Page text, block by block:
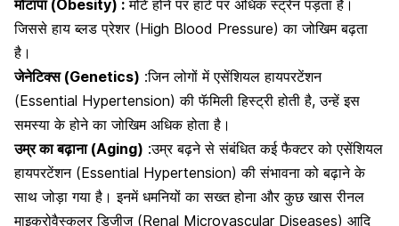
मोटापा (Obesity) : मोटे होने परहार्ट पर अधिक स्ट्रेन पड़ता है ।
जिससे हाय ब्लड प्रेशर (High Blood Pressure) का जोखिम बढ़ता
है।
जेनेटिक्स (Genetics) :जिन लोगों में एसेंशियल हायपरटेंशन
(Essential Hypertension) की फॅमिली हिस्ट्री होती है, उन्हें इस
समस्या के होने का जोखिम अधिक होता है।
उम्र का बढ़ाना (Aging) :उम्र बढ़ने से संबंधित कई फैक्टर को एसेंशियल
हायपरटेंशन (Essential Hypertension) की संभावना को बढ़ाने के
साथ जोड़ा गया है। इनमें धमनियों का सख्त होना और कुछ खासरीनल
माइक्रोवैस्कुलर डिजीज(Renal Microvascular Diseases) आदि